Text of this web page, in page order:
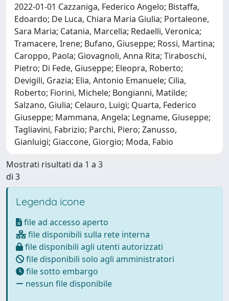
2022-01-01 Cazzaniga, Federico Angelo; Bistaffa,
Edoardo; De Luca, Chiara Maria Giulia; Portaleone,
Sara Maria; Catania, Marcella; Redaelli, Veronica;
Tramacere, Irene; Bufano, Giuseppe; Rossi, Martina;
Caroppo, Paola; Giovagnoli, Anna Rita; Tiraboschi,
Pietro; Di Fede, Giuseppe; Eleopra, Roberto;
Devigili, Grazia; Elia, Antonio Emanuele; Cilia,
Roberto; Fiorini, Michele; Bongianni, Matilde;
Salzano, Giulia; Celauro, Luigi; Quarta, Federico
Giuseppe; Mammana, Angela; Legname, Giuseppe;
Tagliavini, Fabrizio; Parchi, Piero; Zanusso,
Gianluigi; Giaccone, Giorgio; Moda, Fabio
Mostrati risultati da 1 a 3
di 3
Legenda icone
file ad accesso aperto
file disponibili sulla rete interna
file disponibili agli utenti autorizzati
file disponibili solo agli amministratori
file sotto embargo
nessun file disponibile